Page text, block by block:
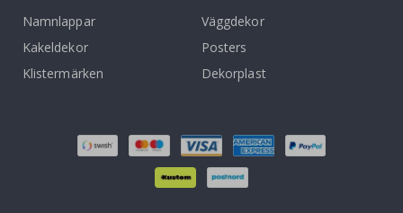
Namnlappar
Väggdekor
Kakeldekor
Posters
Klistermärken
Dekorplast